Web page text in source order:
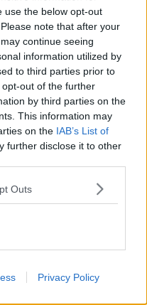
use the below opt-out
note that after your
continue seeing
information utilized by
to third parties prior to
out of the further
by third parties on the
This information may
on the IAB’s List of
further disclose it to other
Outs
Privacy Policy
dal G20
civile
guerra
internazionale
realtà
la Turchia